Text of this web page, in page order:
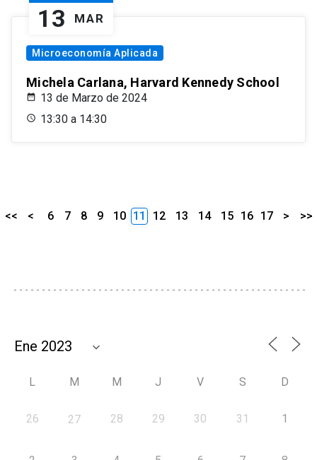
13 MAR
Microeconomía Aplicada
Michela Carlana, Harvard Kennedy School
13 de Marzo de 2024
13:30 a 14:30
<< < 6 7 8 9 10 11 12 13 14 15 16 17 > >>
L M M J V S D
26 27 28 29 30 31 1